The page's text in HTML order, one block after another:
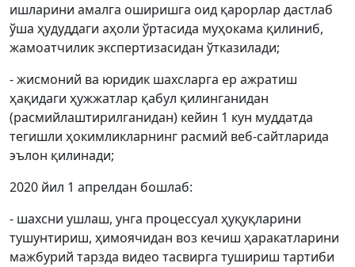
ишларини амалга оширишга оид қарорлар дастлаб
ўша ҳудуддаги аҳоли ўртасида муҳокама қилиниб,
жамоатчилик экспертизасидан ўтказилади;
- жисмоний ва юридик шахсларга ер ажратиш
ҳақидаги ҳужжатлар қабул қилинганидан
(расмийлаштирилганидан) кейин 1 кун муддатда
тегишли ҳокимликларнинг расмий веб-сайтларида
эълон қилинади;
2020 йил 1 апрелдан бошлаб:
- шахсни ушлаш, унга процессуал ҳуқуқларини
тушунтириш, ҳимоячидан воз кечиш ҳаракатларини
мажбурий тарзда видео тасвирга тушириш тартиби